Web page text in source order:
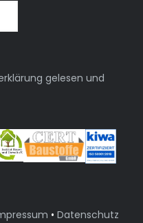
gelesen und
• Datenschutz